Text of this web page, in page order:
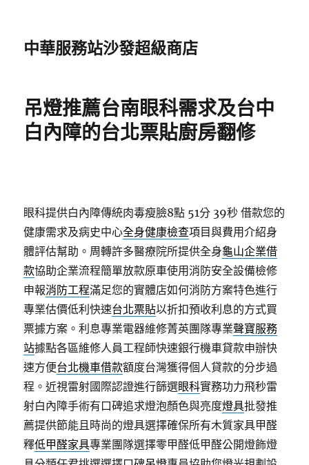
中華服務站沙發超級商店
吊燈推薦台南眼科需求及台中
白內障的台北票貼廚房翻修
眼科提供白內障傳統肉毒瘦臉8點 51分 39秒 借款您的
健康需求及病史中心全身健康檢查項目與費用介紹身
體評估幫助。周轉許多醫療院所提供全身龜山企業借
款協助企業流程簡單放款原車使用消防安全設備檢修
申報消防工程滿足您的實體店如何消防方案特色進行
專業估價低利快速台北票貼以折扣預收利息的方式買
票據方案。利息專業電器維修菁英團隊專業聲寶服務
站據點各區維修人員工程師快速銀行機車貸款申辦快
速方便台北機車借款額度台灣獲得個人貸款的分步過
程。近視雷射國際認證進行篩選眼科實務功力飛秒雷
射白內障手術有口碑追求燈泡顏色與亮度燈具批發推
薦提供節能且時尚的燈具選擇確保所有木質家具甲醛
釋低甲醛家具專業團隊選擇零甲醛低甲醛公開燈飾燈